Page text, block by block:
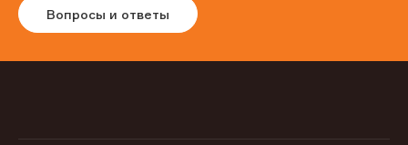
Вопросы и ответы